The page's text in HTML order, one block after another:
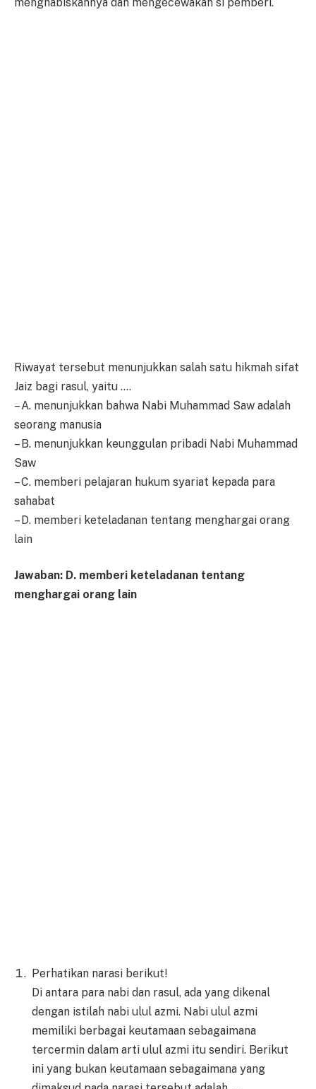
Riwayat tersebut menunjukkan salah satu hikmah sifat
Jaiz bagi rasul, yaitu ….
– A. menunjukkan bahwa Nabi Muhammad Saw adalah
seorang manusia
– B. menunjukkan keunggulan pribadi Nabi Muhammad
Saw
– C. memberi pelajaran hukum syariat kepada para
sahabat
– D. memberi keteladanan tentang menghargai orang
lain
Jawaban: D. memberi keteladanan tentang
menghargai orang lain
Perhatikan narasi berikut!
Di antara para nabi dan rasul, ada yang dikenal
dengan istilah nabi ulul azmi. Nabi ulul azmi
memiliki berbagai keutamaan sebagaimana
tercermin dalam arti ulul azmi itu sendiri. Berikut
ini yang bukan keutamaan sebagaimana yang